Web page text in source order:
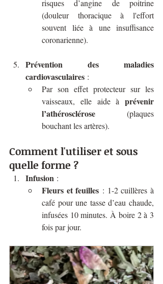
risques d’angine de poitrine
(douleur thoracique à l'effort
souvent liée à une insuffisance
coronarienne).
Prévention des maladies
cardiovasculaires :
Par son effet protecteur sur les
vaisseaux, elle aide à prévenir
l’athérosclérose (plaques
bouchant les artères).
Comment l'utiliser et sous
quelle forme ?
Infusion :
Fleurs et feuilles : 1-2 cuillères à
café pour une tasse d’eau chaude,
infusées 10 minutes. À boire 2 à 3
fois par jour.